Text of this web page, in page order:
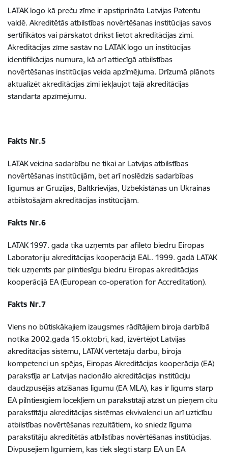
LATAK logo kā preču zīme ir apstiprināta Latvijas Patentu
valdē. Akreditētās atbilstības novērtēšanas institūcijas savos
sertifikātos vai pārskatot drīkst lietot akreditācijas zīmi.
Akreditācijas zīme sastāv no LATAK logo un institūcijas
identifikācijas numura, kā arī attiecīgā atbilstības
novērtēšanas institūcijas veida apzīmējuma. Drīzumā plānots
aktualizēt akreditācijas zīmi iekļaujot tajā akreditācijas
standarta apzīmējumu.
Fakts Nr.5
LATAK veicina sadarbību ne tikai ar Latvijas atbilstības
novērtēšanas institūcijām, bet arī noslēdzis sadarbības
līgumus ar Gruzijas, Baltkrievijas, Uzbekistānas un Ukrainas
atbilstošajām akreditācijas institūcijām.
Fakts Nr.6
LATAK 1997. gadā tika uzņemts par afilēto biedru Eiropas
Laboratoriju akreditācijas kooperācijā EAL. 1999. gadā LATAK
tiek uzņemts par pilntiesīgu biedru Eiropas akreditācijas
kooperācijā EA (European co-operation for Accreditation).
Fakts Nr.7
Viens no būtiskākajiem izaugsmes rādītājiem biroja darbībā
notika 2002.gada 15.oktobrī, kad, izvērtējot Latvijas
akreditācijas sistēmu, LATAK vērtētāju darbu, biroja
kompetenci un spējas, Eiropas Akreditācijas kooperācija (EA)
parakstīja ar Latvijas nacionālo akreditācijas institūciju
daudzpusējās atzīšanas līgumu (EA MLA), kas ir līgums starp
EA pilntiesīgiem locekļiem un parakstītāji atzīst un pieņem citu
parakstītāju akreditācijas sistēmas ekvivalenci un arī uzticību
atbilstības novērtēšanas rezultātiem, ko sniedz līguma
parakstītāju akreditētās atbilstības novērtēšanas institūcijas.
Divpusējiem līgumiem, kas tiek slēgti starp EA un EA